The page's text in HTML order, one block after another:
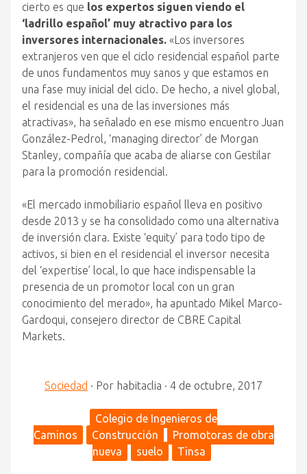
cierto es que los expertos siguen viendo el
‘ladrillo español’ muy atractivo para los
inversores internacionales. «Los inversores
extranjeros ven que el ciclo residencial español parte
de unos fundamentos muy sanos y que estamos en
una fase muy inicial del ciclo. De hecho, a nivel global,
el residencial es una de las inversiones más
atractivas», ha señalado en ese mismo encuentro Juan
González-Pedrol, ‘managing director’ de Morgan
Stanley, compañía que acaba de aliarse con Gestilar
para la promoción residencial.
«El mercado inmobiliario español lleva en positivo
desde 2013 y se ha consolidado como una alternativa
de inversión clara. Existe ‘equity’ para todo tipo de
activos, si bien en el residencial el inversor necesita
del ‘expertise’ local, lo que hace indispensable la
presencia de un promotor local con un gran
conocimiento del merado», ha apuntado Mikel Marco-
Gardoqui, consejero director de CBRE Capital
Markets.
Sociedad · Por habitaclia · 4 de octubre, 2017
Colegio de Ingenieros de
Caminos
Construcción
Promotoras de obra
nueva
suelo Tinsa